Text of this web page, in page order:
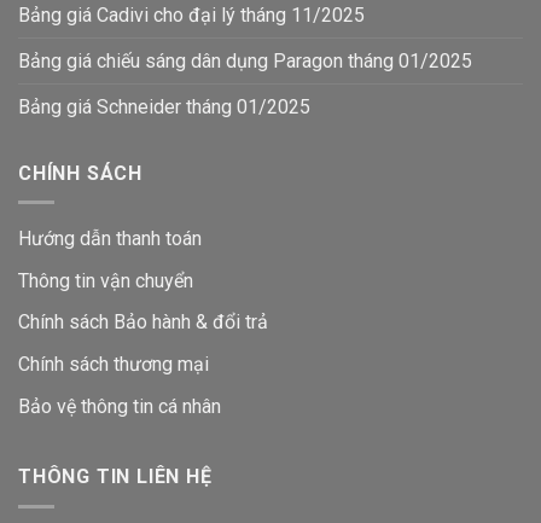
Bảng giá Cadivi cho đại lý tháng 11/2025
Bảng giá chiếu sáng dân dụng Paragon tháng 01/2025
Bảng giá Schneider tháng 01/2025
CHÍNH SÁCH
Hướng dẫn thanh toán
Thông tin vận chuyển
Chính sách Bảo hành & đổi trả
Chính sách thương mại
Bảo vệ thông tin cá nhân
THÔNG TIN LIÊN HỆ